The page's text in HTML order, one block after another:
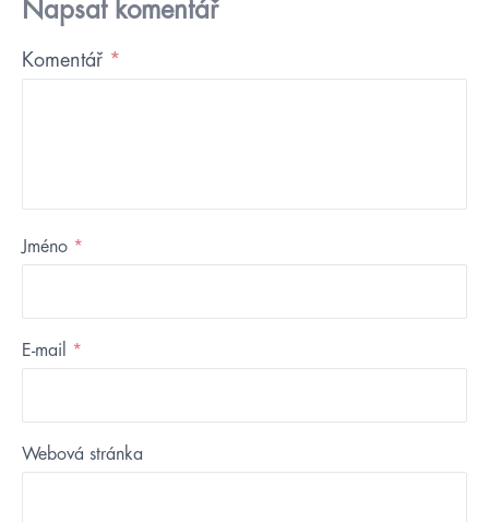
Napsat komentář
Komentář *
Jméno *
E-mail *
Webová stránka